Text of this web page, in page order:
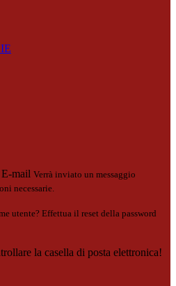
E-mail Verrà inviato un messaggio
necessarie.
utente? Effettua il reset della password
la casella di posta elettronica!